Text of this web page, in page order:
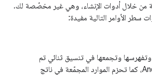
من خلال أدوات الإنشاء، وهي غير مخصّصة لك.
سطر الأوامر التالية مفيدة:
تحلّل موارد Android وتفهرسها وتجمعها في تنسيق ثنائي تم
تحسينه لمنصة Android، كما تحزم الموارد المجمّعة في ناتج